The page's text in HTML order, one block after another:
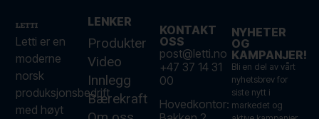
Letti er en
moderne
norsk
produksjonsbedrift
med høyt
LENKER
Produkter
Video
Innlegg
Bærekraft
KONTAKT
OSS
post@letti.no
+47 37 14 31
00
Hovedkontor:
NYHETER
OG
KAMPANJER!
Bli en del av vårt
nyhetsbrev for
siste nytt i
markedet og